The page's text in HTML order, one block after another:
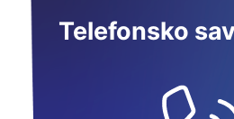
Telefonsko